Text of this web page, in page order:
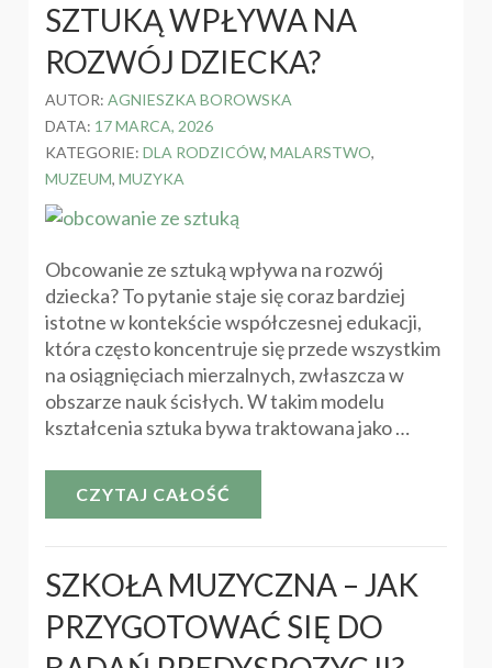
SZTUKĄ WPŁYWA NA
ROZWÓJ DZIECKA?
AUTOR: AGNIESZKA BOROWSKA
DATA: 17 MARCA, 2026
KATEGORIE: DLA RODZICÓW, MALARSTWO,
MUZEUM, MUZYKA
Obcowanie ze sztuką wpływa na rozwój
dziecka? To pytanie staje się coraz bardziej
istotne w kontekście współczesnej edukacji,
która często koncentruje się przede wszystkim
na osiągnięciach mierzalnych, zwłaszcza w
obszarze nauk ścisłych. W takim modelu
kształcenia sztuka bywa traktowana jako …
CZYTAJ CAŁOŚĆ
SZKOŁA MUZYCZNA – JAK
PRZYGOTOWAĆ SIĘ DO